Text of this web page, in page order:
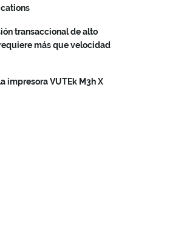
transaccional de alto
más que velocidad
impresora VUTEk M3h X